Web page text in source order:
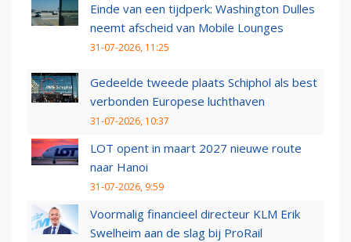
Einde van een tijdperk: Washington Dulles
neemt afscheid van Mobile Lounges
31-07-2026, 11:25
Gedeelde tweede plaats Schiphol als best
verbonden Europese luchthaven
31-07-2026, 10:37
LOT opent in maart 2027 nieuwe route
naar Hanoi
31-07-2026, 9:59
Voormalig financieel directeur KLM Erik
Swelheim aan de slag bij ProRail